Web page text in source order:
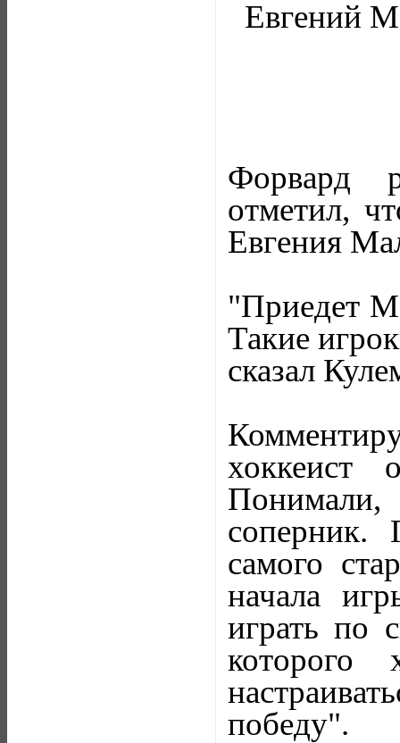
Евгений
Форвард
отметил,
Евгения
"Приедет
Такие
сказал
хоккеист
соперник.
самого
начала
играть по
победу".